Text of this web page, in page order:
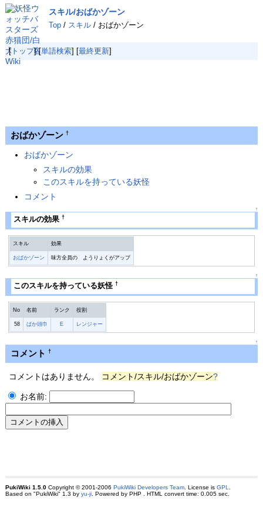
スキル/おばかゾーン
Top/ スキル/ おばかゾーン
[トップ] [単語検索] [最終更新]
おばかゾーン †
おばかゾーン
スキルの効果
このスキルを持っている妖怪
コメント
↑
スキルの効果 †
スキル 効果
おばかゾーン 味方全員の ようりょくがアップ
↑
このスキルを持っている妖怪 †
No 名前 ランク 役割
58 ばか頭巾 E レンジャー
↑
コメント †
コメントはありません。 コメント/スキル/おばかゾーン?
お名前:
PukiWiki 1.5.0Copyright © 2001-2006 PukiWiki Developers Team. License is GPL
Based on "PukiWiki" 1.3 by yu-ji. Powered by PHP . HTML convert time: 0.005 sec.